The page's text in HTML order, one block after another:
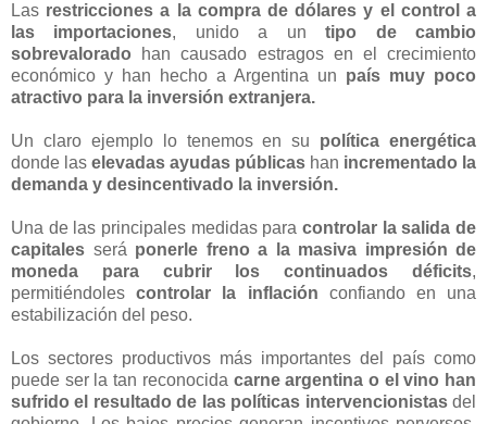
Las restricciones a la compra de dólares y el control a
las importaciones, unido a untipo de cambio
sobrevalorado han causado estragos en el crecimiento
económico y han hecho a Argentina un país muy poco
atractivo para la inversión extranjera.
Un claro ejemplo lo tenemos en su política energética
donde las elevadas ayudas públicas han incrementado la
demanda y desincentivado la inversión.
Una de las principales medidas para controlar la salida de
capitales será ponerle freno a la masiva impresión de
moneda para cubrir los continuados déficits,
permitiéndolescontrolar la inflación confiando en una
estabilización del peso.
Los sectores productivos más importantes del país como
puede ser la tan reconocida carne argentina o el vino han
sufrido el resultado de las políticas intervencionistasdel